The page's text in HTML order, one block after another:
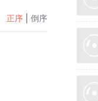
重点文
正序 倒序